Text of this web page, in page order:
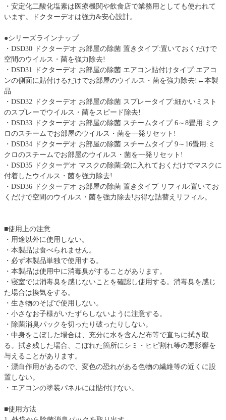
・安定化二酸化塩素は医療機関や飲食店で業務用としても使われて
います。ドクターデオは強力&安心設計。
●シリーズラインナップ
・DSD30 ドクターデオ お部屋の除菌 置きタイプ:置いておくだけで
空間のウイルス・菌を強力除去!
・DSD31 ドクターデオ お部屋の除菌 エアコン貼付けタイプ:エアコ
ンの側面に貼付けるだけでお部屋のウイルス・菌を強力除去!←本製
品
・DSD32 ドクターデオ お部屋の除菌 スプレータイプ:細かいミスト
のスプレーでウイルス・菌をスピード除去!
・DSD33 ドクターデオ お部屋の除菌 スチームタイプ 6～8畳用:ミク
ロのスチームでお部屋のウイルス・菌を一発リセット!
・DSD34 ドクターデオ お部屋の除菌 スチームタイプ 9～16畳用:ミ
クロのスチームでお部屋のウイルス・菌を一発リセット!
・DSD35 ドクターデオ マスクの除菌:袋に入れておくだけでマスクに
付着したウイルス・菌を強力除去!
・DSD36 ドクターデオ お部屋の除菌 置きタイプ リフィル:置いてお
くだけで空間のウイルス・菌を強力除去!お得な詰替えリフィル。
■使用上の注意
・用途以外に使用しない。
・本製品は食べられません。
・必ず本製品単独で使用する。
・本製品は使用中に消毒臭がすることがあります。
・寝室では消毒臭を感じないことを確認し使用する。消毒臭を感じ
た場合は換気をする。
・生き物のそばで使用しない。
・小さなお子様がいたずらしないように注意する。
・除菌消臭パックを切ったり破ったりしない。
・中身をこぼした場合は、充分に水を含んだ布等で直ちに拭き取
る。拭き残した場合、こぼれた箇所にシミ・ヒビ割れ等の悪影響を
与えることがあります。
・漂白作用があるので、変色の恐れがある色物の繊維等の近くに設
置しない。
・エアコンの塗装パネルには貼付けない。
■使用方法